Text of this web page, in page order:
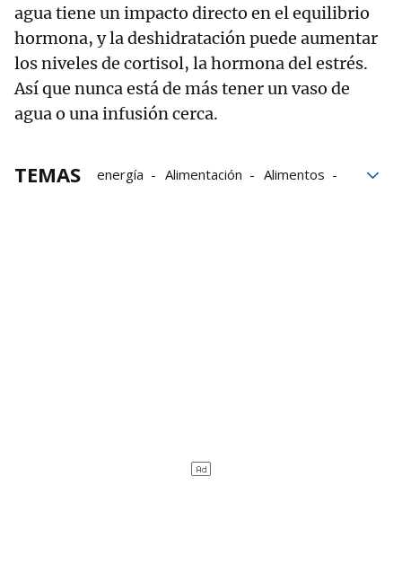
agua tiene un impacto directo en el equilibrio
hormona, y la deshidratación puede aumentar
los niveles de cortisol, la hormona del estrés.
Así que nunca está de más tener un vaso de
agua o una infusión cerca.
TEMAS energía Alimentación
Alimentos